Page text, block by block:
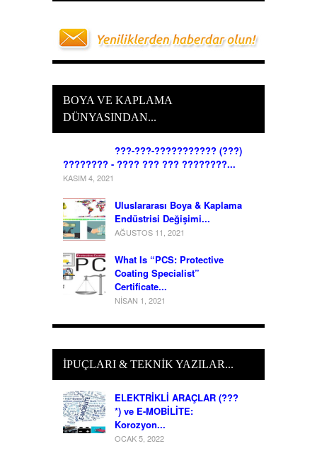
BOYA VE KAPLAMA
DÜNYASINDAN...
???-???-??????????? (???)
???????? - ???? ??? ??? ????????...
KASIM 4, 2021
Uluslararası Boya & Kaplama
Endüstrisi Değişimi...
AĞUSTOS 11, 2021
What Is “PCS: Protective
Coating Specialist”
Certificate...
NISAN 1, 2021
İPUÇLARI & TEKNIK YAZILAR...
ELEKTRİKLİ ARAÇLAR (???
*) ve E-MOBİLİTE:
Korozyon...
OCAK 5, 2022